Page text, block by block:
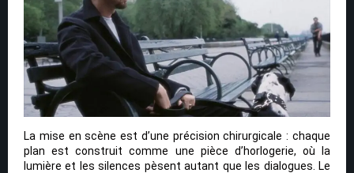
La mise en scène est d’une précision chirurgicale : chaque
plan est construit comme une pièce d’horlogerie, où la
lumière et les silences pèsent autant que les dialogues. Le